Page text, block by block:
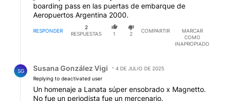
boarding pass en las puertas de embarque de
Aeropuertos Argentina 2000.
RESPONDER
2
RESPUESTAS
1 2
COMPARTIR
MARCAR
COMO
INAPROPIADO
SG Susana González Vigi
4 DE JULIO DE 2025
Replying to deactivated user
Un homenaje a Lanata súper ensobrado x Magnetto.
No fue un periodista fue un mercenario.